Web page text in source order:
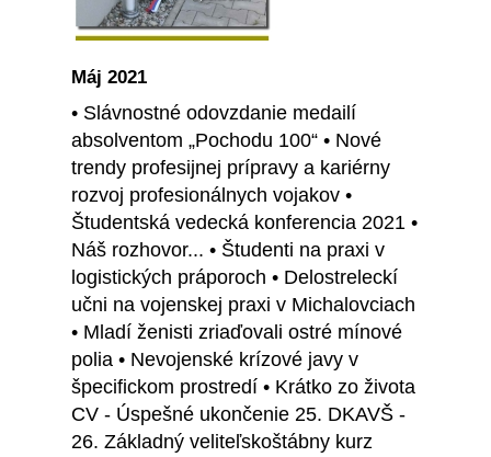
Máj 2021
• Slávnostné odovzdanie medailí
absolventom „Pochodu 100“ • Nové
trendy profesijnej prípravy a kariérny
rozvoj profesionálnych vojakov •
Študentská vedecká konferencia 2021 •
Náš rozhovor... • Študenti na praxi v
logistických práporoch • Delostreleckí
učni na vojenskej praxi v Michalovciach
• Mladí ženisti zriaďovali ostré mínové
polia • Nevojenské krízové javy v
špecifickom prostredí • Krátko zo života
CV - Úspešné ukončenie 25. DKAVŠ -
26. Základný veliteľskoštábny kurz